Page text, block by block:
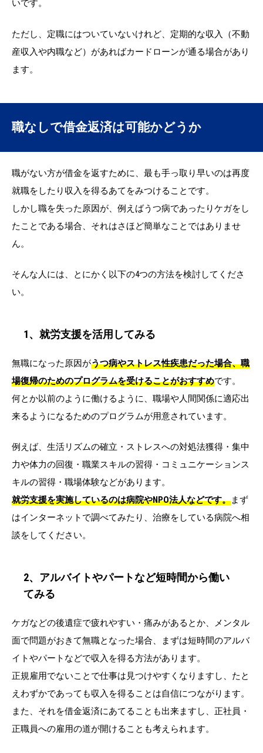
いです。
ただし、定職にはついていないけれど、定期的な収入（不動
産収入や内職など）があればカードローンが通る場合があり
ます。
職なしで借金返済は可能かどうか
職がない方が借金を返すために、最も手っ取り早いのは再度
就職をしたり収入を得るあてをみつけることです。
しかし職を失った原因が、例えばうつ病であったりケガをし
たことである場合、それはさほど簡単なことではありませ
ん。
そんな人には、とにかく以下の4つの方法を検討してくださ
い。
1、就労支援を活用してみる
無職になった原因がうつ病やストレス性疾患だった場合、職
場復帰のためのプログラムを受けることがおすすめです。
何とか以前のように働けるように、職場や人間関係に適応出
来るようになるためのプログラムが用意されています。
例えば、生活リズムの確立・ストレスへの対処法獲得・集中
力や体力の回復・職業スキルの習得・コミュニケーションス
キルの習得・職場体験などがあります。
就労支援を実施しているのは病院やNPO法人などです。まず
はインターネットで調べてみたり、治療をしている病院へ相
談をしてください。
2、アルバイトやパートなど短時間から働い
てみる
ケガなどの後遺症で疲れやすい・痛みがあるとか、メンタル
面で問題がおきて無職となった場合、まずは短時間のアルバ
イトやパートなどで収入を得る方法があります。
正規雇用でないことで仕事は見つけやすくなりますし、たと
えわずかであっても収入を得ることは自信につながります。
また、それを借金返済にあてることも出来ますし、正社員・
正職員への雇用の道が開けることも考えられます。